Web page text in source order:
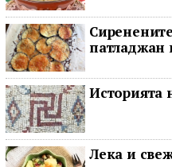
патладжан
Историята
Лека и